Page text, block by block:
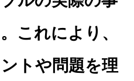
これにより、
トや問題を理